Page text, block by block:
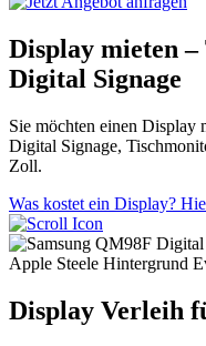
Display mieten –
Digital Signage
Sie möchten einen Display
Digital Signage,
Zoll.
Was kostet ein Display?
Display Verleih